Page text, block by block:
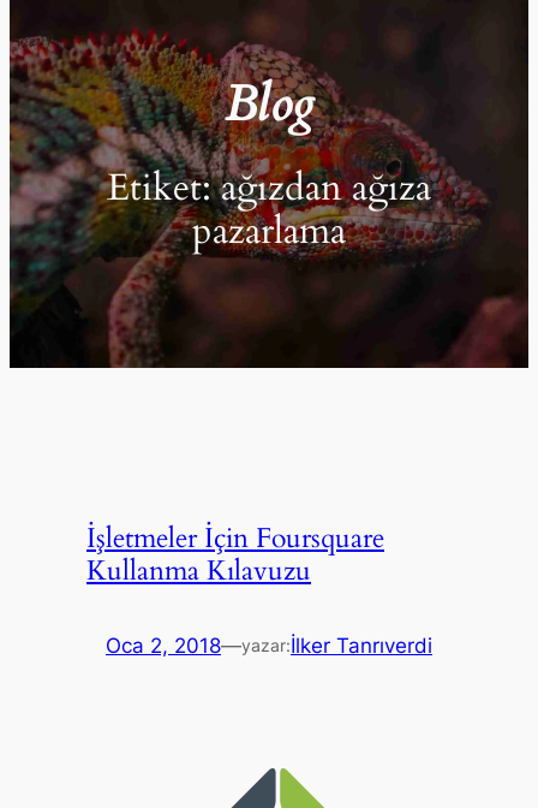
Blog
Etiket:ağızdan ağıza
pazarlama
İşletmeler İçin Foursquare
Kullanma Kılavuzu
Oca 2, 2018—yazar:İlker Tanrıverdi